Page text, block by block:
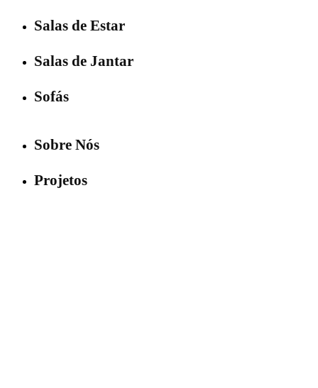
Salas de Estar
Salas de Jantar
Sofás
Sobre Nós
Projetos